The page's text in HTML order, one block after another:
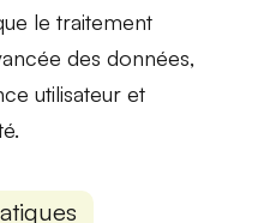
letraitement
des données,
utilisateur et